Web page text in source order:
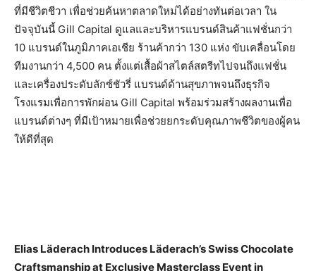
ที่มีชีวิตชีวา เพื่อช่วยค้นหาตลาดใหม่ได้อย่างทันต่อเวลา ใน
ปัจจุบันนี้ Gill Capital ดูแลและบริหารแบรนด์สินค้าแฟชั่นกว่า
10 แบรนด์ในภูมิภาคเอเชีย ร้านค้ากว่า 130 แห่ง ขับเคลื่อนโดย
ทีมงานกว่า 4,500 คน ตั้งแต่เสื้อผ้าสไตล์สตรีทไปจนถึงแฟชั่น
และเครื่องประดับลักซ์ชัวรี่ แบรนด์ด้านสุขภาพจนถึงธุรกิจ
โรงแรมเพื่อการพักผ่อน Gill Capital พร้อมร่วมสร้างผลงานเพื่อ
แบรนด์ต่างๆ ที่มีเป้าหมายเพื่อช่วยยกระดับคุณภาพชีวิตของผู้คน
ให้ดีที่สุด
Elias Läderach Introduces Läderach’s Swiss Chocolate
Craftsmanshipat Exclusive Masterclass Event in